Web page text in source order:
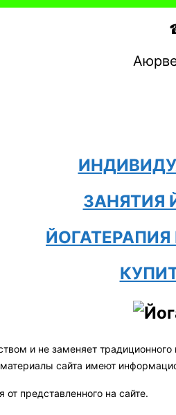
ЗАНЯТИЯ
и не заменяет
сайта имеют
представленного на сайте.